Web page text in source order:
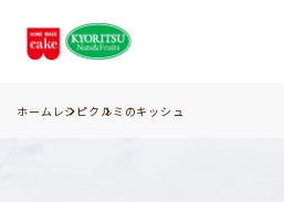
ホーム レシピクルミのキッシュ